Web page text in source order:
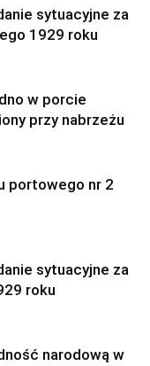
sytuacyjne za
1929 roku
w porcie
przy nabrzeżu
portowego nr 2
sytuacyjne za
roku
narodową w